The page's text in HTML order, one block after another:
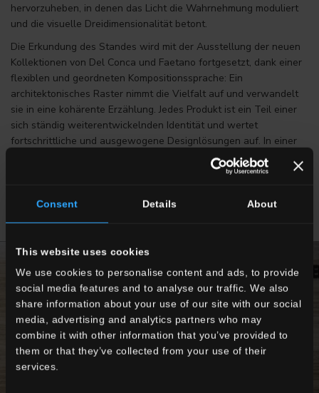
Consent Details About
This website uses cookies
We use cookies to personalise content and ads, to provide
social media features and to analyse our traffic. We also
share information about your use of our site with our social
media, advertising and analytics partners who may
combine it with other information that you’ve provided to
them or that they’ve collected from your use of their
services.
hervorzuheben, in denen das Licht die Wahrnehmung moduliert
und die visuelle Dreidimensionalität betont.
Die Erkundung des Standes wird mit der Ausstellung der neuen
Kollektionen von Del Conca und Faetano fortgesetzt, dank einer
flexiblen und geordneten Kompositionssprache: Ein
architektonisches Raster nimmt die Vielfalt auf und verwandelt
sie in eine kohärente Erzählung. Jedes Produkt ist ein Teil einer
sich ständig weiterentwickelnden Identität und wertet
fortschrittliche und ausgewogene Designlösungen auf. In einer
Gegenwart, in der Qualität an der Fähigkeit gemessen wird, sich
zu erneuern, ohne dabei an Qualität einzubüßen.